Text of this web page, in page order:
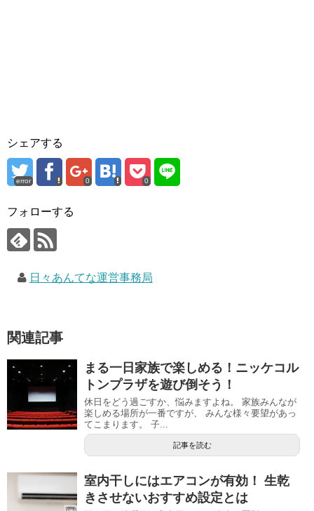
シェアする
error 0 0
フォローする
日々あんてな運営事務局
関連記事
まる一日家族で楽しめる！ニッケコル
トンプラザを遊び倒そう！
休日をどう過ごすか、悩みますよね。 家族みんなが
楽しめる場所が一番ですが、 みんな様々要望があっ
てこまります。 子...
記事を読む
室内干しにはエアコンが有効！ 生乾
きさせないおすすめ設定とは